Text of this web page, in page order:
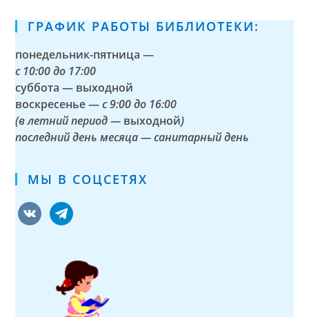
ГРАФИК РАБОТЫ БИБЛИОТЕКИ:
понедельник-пятница —
с 10:00 до 17:00
суббота — выходной
воскресенье —с 9:00 до 16:00
(в летний период — выходной)
последний день месяца — санитарный день
МЫ В СОЦСЕТЯХ
vkontaktetelegram